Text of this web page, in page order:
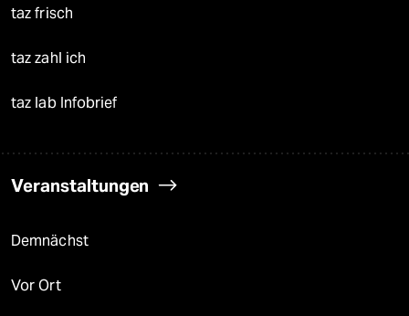
taz frisch
taz zahl ich
taz lab Infobrief
Veranstaltungen
Demnächst
Vor Ort